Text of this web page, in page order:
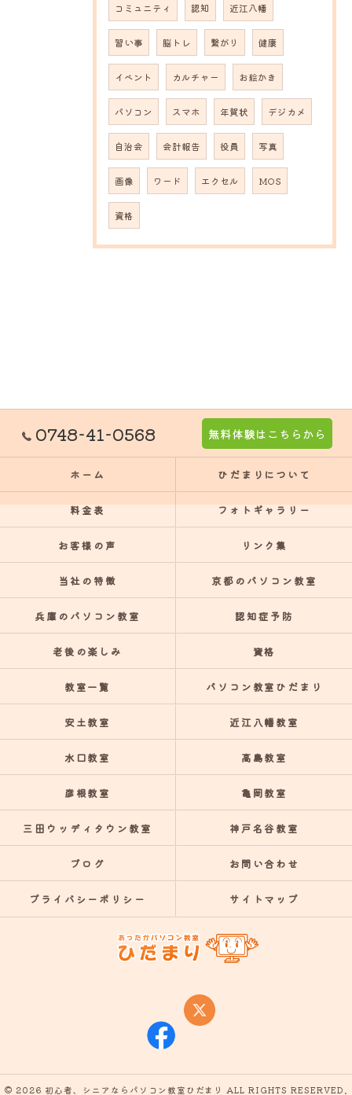
コミュニティ 認知 近江八幡
習い事 脳トレ 繋がり 健康
イベント カルチャー お絵かき
パソコン スマホ 年賀状 デジカメ
自治会 会計報告 役員 写真
画像 ワード エクセル MOS
資格
0748-41-0568 無料体験はこちらから
ホーム ひだまりについて
料金表 フォトギャラリー
お客様の声 リンク集
当社の特徴 京都のパソコン教室
兵庫のパソコン教室 認知症予防
老後の楽しみ 資格
教室一覧 パソコン教室ひだまり
安土教室 近江八幡教室
水口教室 高島教室
彦根教室 亀岡教室
三田ウッディタウン教室 神戸名谷教室
ブログ お問い合わせ
プライバシーポリシー サイトマップ
© 2026 初心者、シニアならパソコン教室ひだまり ALL RIGHTS RESERVED.